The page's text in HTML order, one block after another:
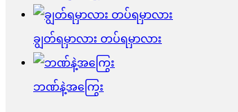
ချွတ်ရမှာလား တပ်ရမှာလား
ဘဏ်နဲ့အကြွေး